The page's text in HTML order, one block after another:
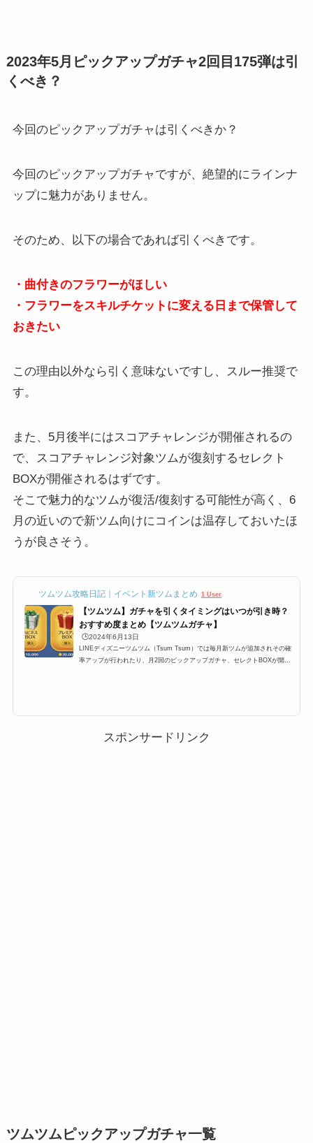
2023年5月ピックアップガチャ2回目175弾は引
くべき？
今回のピックアップガチャは引くべきか？
今回のピックアップガチャですが、絶望的にラインナ
ップに魅力がありません。
そのため、以下の場合であれば引くべきです。
・曲付きのフラワーがほしい
・フラワーをスキルチケットに変える日まで保管して
おきたい
この理由以外なら引く意味ないですし、スルー推奨で
す。
また、5月後半にはスコアチャレンジが開催されるの
で、スコアチャレンジ対象ツムが復刻するセレクト
BOXが開催されるはずです。
そこで魅力的なツムが復活/復刻する可能性が高く、6
月の近いので新ツム向けにコインは温存しておいたほ
うが良さそう。
ツムツム攻略日記｜イベント新ツムまとめ 1 User
【ツムツム】ガチャを引くタイミングはいつが引き時？
おすすめ度まとめ【ツムツムガチャ】
🕒️2024年6月13日
LINEディズニーツムツム（Tsum Tsum）では毎月新ツムが追加されその確
率アップが行われたり、月2回のピックアップガチャ、セレクトBOXが開催
ツム（Tsum Tsum）では毎月新ツムが...
スポンサードリンク
ツムツムピックアップガチャ一覧